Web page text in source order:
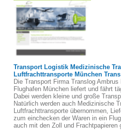
Transport Logistik Medizinische
Luftfrachttransporte München
Die Transport Firma Translog
Flughafen München liefert und fährt
Dabei werden kleine und große
Natürlich werden auch Medizinische
Luftfrachttransporte übernommen,
zum einchecken der Waren in ein
auch mit den Zoll und Frachtpapieren